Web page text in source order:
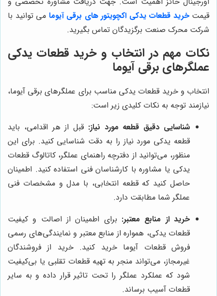
قیمتخرید قطعات یدکی اکچویتور های برقی آیوما می توانید با
شرکت محرک صنعت برگزیدگان تماس بگیرید.
نکات مهم در انتخاب و خرید قطعات یدکی
عملگرهای برقی آیوما
انتخاب و خرید قطعات یدکی مناسب برای عملگرهای برقی آیوما،
نیازمند توجه به نکات کلیدی زیر است:
شناسایی دقیق قطعه مورد نیاز: قبل از هر اقدامی، باید
قطعه یدکی مورد نیاز را به دقت شناسایی کنید. برای این
منظور، می‌توانید از دفترچه راهنمای عملگر، کاتالوگ قطعات
یدکی یا مشاوره با کارشناسان فنی استفاده کنید. اطمینان
حاصل کنید که قطعه انتخابی، با مدل و مشخصات فنی
عملگر شما مطابقت دارد.
خرید از منابع معتبر: برای اطمینان از اصالت و کیفیت
قطعات یدکی، همواره از منابع معتبر و نمایندگی‌های رسمی
فروش قطعات آیوما خرید کنید. خرید از فروشندگان
غیرمجاز، می‌تواند منجر به تهیه قطعات تقلبی یا بی‌کیفیت
شود که عملکرد عملگر را تحت تاثیر قرار داده و به سایر
قطعات آسیب برساند.